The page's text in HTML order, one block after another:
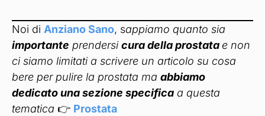
Noi di Anziano Sano, sappiamo quanto sia
importante prendersicura della prostata e non
ci siamo limitati a scrivere un articolo su cosa
bere per pulire la prostata ma abbiamo
dedicato una sezione specifica a questa
tematica 👉 Prostata